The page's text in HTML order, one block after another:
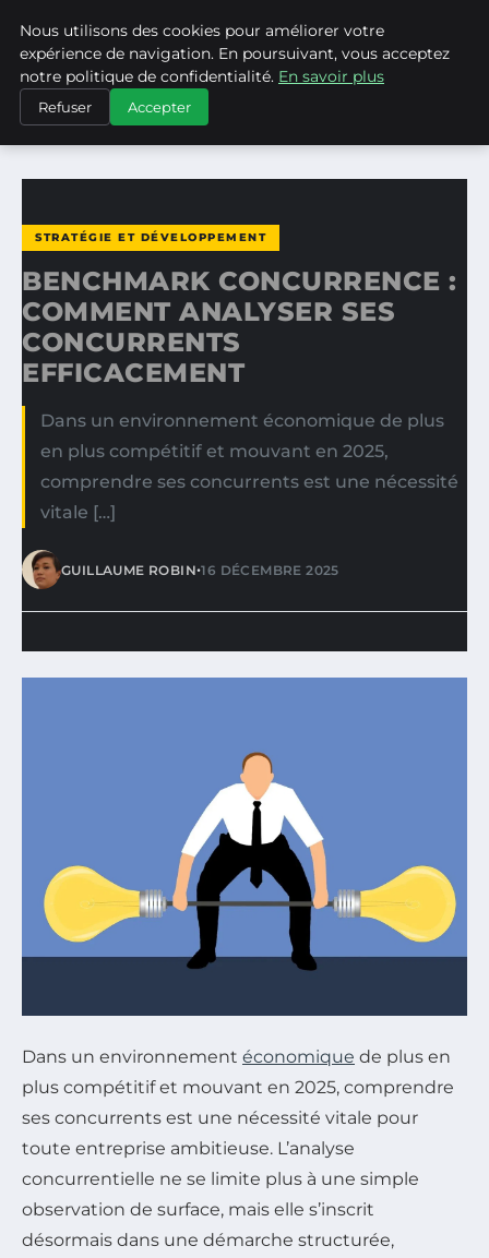
ASVPP
ACCUEIL
STRATÉGIE ET DÉVELOPPEMENT
BENCHMARK CONCURRENCE : COMMENT ANALYSER SES…
STRATÉGIE ET DÉVELOPPEMENT
BENCHMARK CONCURRENCE :
COMMENT ANALYSER SES
CONCURRENTS
EFFICACEMENT
Dans un environnement économique de plus
en plus compétitif et mouvant en 2025,
comprendre ses concurrents est une nécessité
vitale […]
GUILLAUME ROBIN•16 DÉCEMBRE 2025
Dans un environnement économique de plus en
plus compétitif et mouvant en 2025, comprendre
ses concurrents est une nécessité vitale pour
toute entreprise ambitieuse. L’analyse
concurrentielle ne se limite plus à une simple
observation de surface, mais elle s’inscrit
désormais dans une démarche structurée,
Nous utilisons des cookies pour améliorer votre
expérience de navigation. En poursuivant, vous acceptez
notre politique de confidentialité. En savoir plus
Refuser Accepter